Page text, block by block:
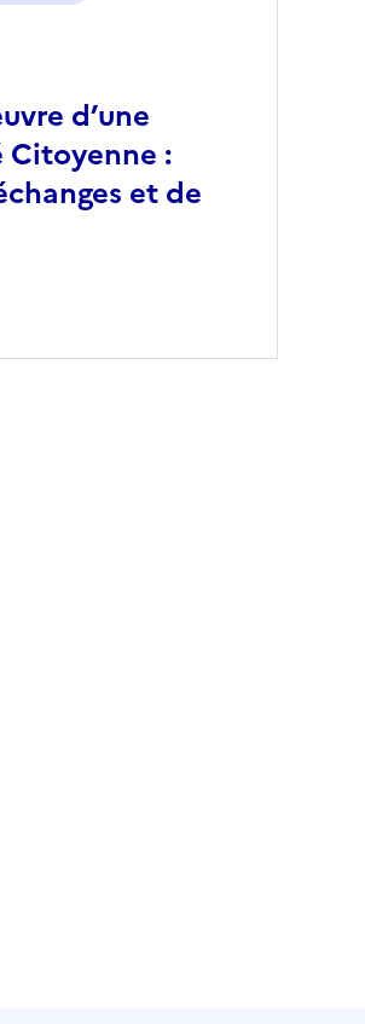
d’une
Citoyenne :
et de